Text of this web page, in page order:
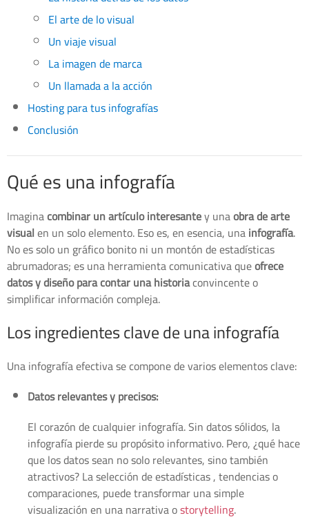
El arte de lo visual
Un viaje visual
La imagen de marca
Un llamada a la acción
Hosting para tus infografías
Conclusión
Qué es una infografía
Imaginacombinar un artículo interesantey unaobra de arte
visualen un solo elemento. Eso es, en esencia, unainfografía.
No es solo un gráfico bonito ni un montón de estadísticas
abrumadoras; es una herramienta comunicativa queofrece
datos y diseño para contar una historiaconvincente o
simplificar información compleja.
Los ingredientes clave de una infografía
Una infografía efectiva se compone de varios elementos clave:
Datos relevantes y precisos:
El corazón de cualquier infografía. Sin datos sólidos, la
infografía pierde su propósito informativo. Pero, ¿qué hace
que los datos sean no solo relevantes, sino también
atractivos? La selección de estadísticas , tendencias o
comparaciones, puede transformar una simple
visualización en una narrativa ostorytelling.